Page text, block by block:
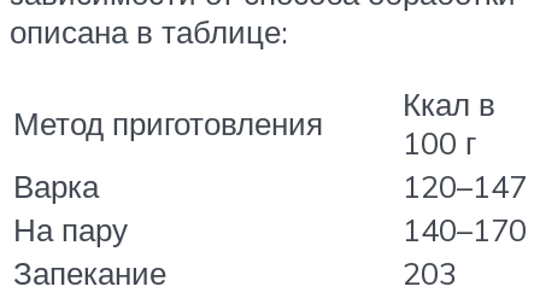
описана в таблице:
Метод приготовления
Ккал в
100 г
Варка
120–147
На пару
140–170
Запекание
203